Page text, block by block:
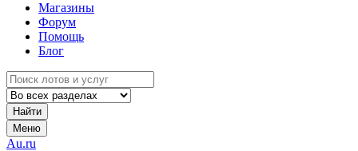
Магазины
Форум
Помощь
Блог
Найти
Меню
Au.ru